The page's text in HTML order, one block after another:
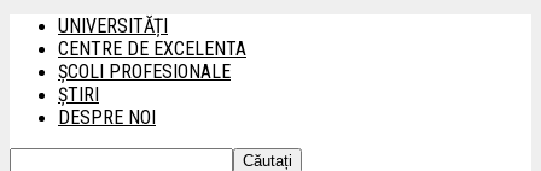
UNIVERSITĂȚI
CENTRE DE EXCELENTA
ȘCOLI PROFESIONALE
ȘTIRI
DESPRE NOI